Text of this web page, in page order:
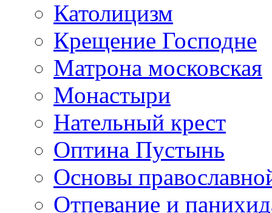
Католицизм
Крещение Господне
Матрона московская
Монастыри
Нательный крест
Оптина Пустынь
Основы
Отпевание и